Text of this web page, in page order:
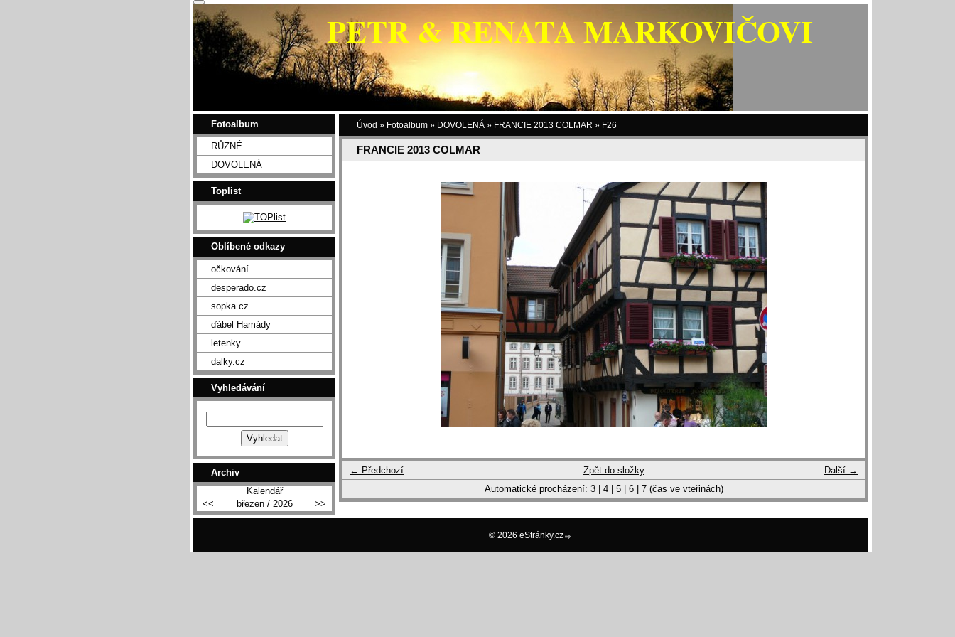
PETR & RENATA MARKOVIČOVI
Úvod » Fotoalbum » DOVOLENÁ » FRANCIE 2013 COLMAR » F26
FRANCIE 2013 COLMAR
← Předchozí Další →
Zpět do složky
Automatické procházení: 3| 4| 5| 6| 7(čas ve vteřinách)
Fotoalbum
RŮZNÉ
DOVOLENÁ
Toplist
Oblíbené odkazy
očkování
desperado.cz
sopka.cz
ďábel Hamády
letenky
dalky.cz
Vyhledávání
Archiv
Kalendář
<<
březen / 2026 >>
© 2026 eStránky.cz